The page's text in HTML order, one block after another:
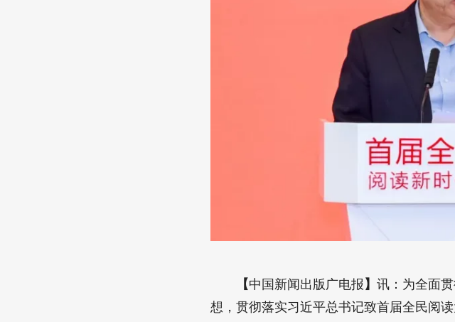
【中国新闻出版广电报 】 讯：为全面
想，贯彻落实习近平总书记致首届全民阅